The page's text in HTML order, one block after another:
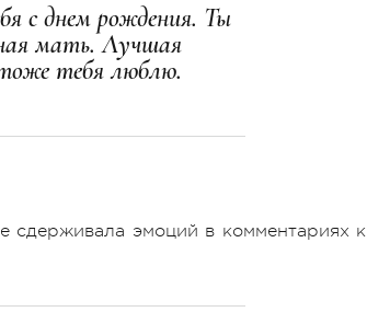
с днем рождения. Ты
мать. Лучшая
тебя люблю.
эмоций в комментариях к